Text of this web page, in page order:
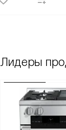
Лидеры